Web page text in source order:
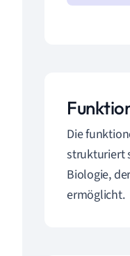
Die
strukturiert
Biologie,
ermöglicht.